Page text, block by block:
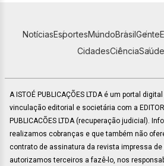
NotíciasEsportesMundoBrasilGente
CidadesCiênciaSaúde
A ISTOÉ PUBLICAÇÕES LTDA é um portal
vinculação editorial e societária com a
PUBLICACÕES LTDA (recuperação judicial).
realizamos cobranças e que também não
contrato de assinatura da revista impressa de
autorizamos terceiros a fazê-lo, nos